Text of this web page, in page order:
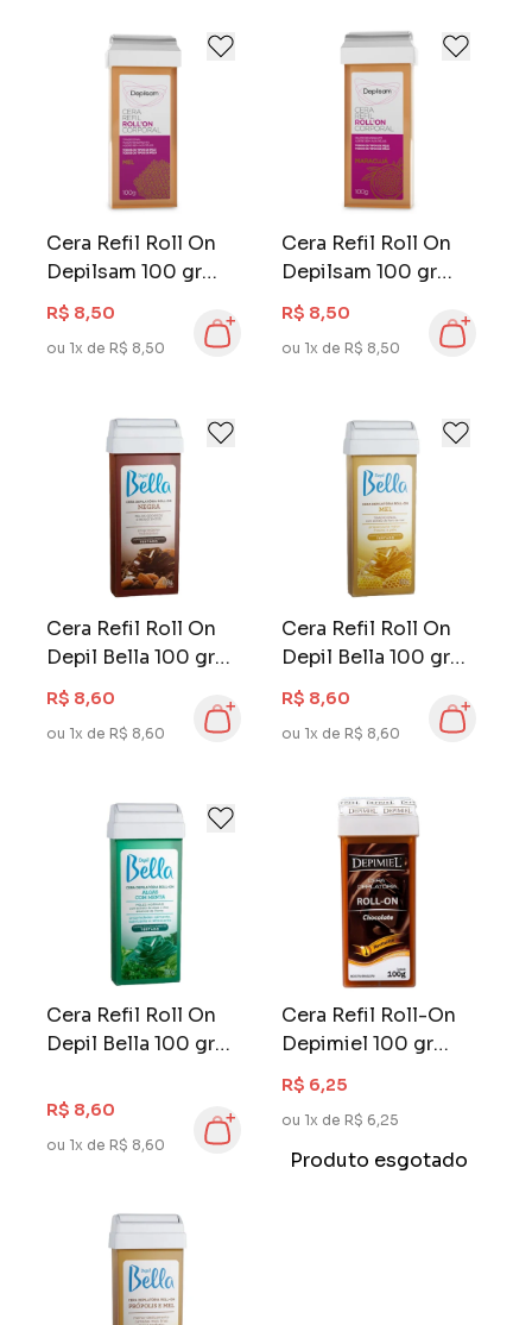
Cera Refil Roll On
Depilsam 100 gr
Mel
R$ 8,50
ou 1x de R$ 8,50
Cera Refil Roll On
Depilsam 100 gr
Maracujá
R$ 8,50
ou 1x de R$ 8,50
Cera Refil Roll On
Depil Bella 100 gr
Negra
R$ 8,60
ou 1x de R$ 8,60
Cera Refil Roll On
Depil Bella 100 gr
Mel
R$ 8,60
ou 1x de R$ 8,60
Cera Refil Roll On
Depil Bella 100 gr
R$ 8,60
ou 1x de R$ 8,60
Cera Refil Roll-On
Depimiel 100 gr
Chocolate
R$ 6,25
ou 1x de R$ 6,25
Produto esgotado